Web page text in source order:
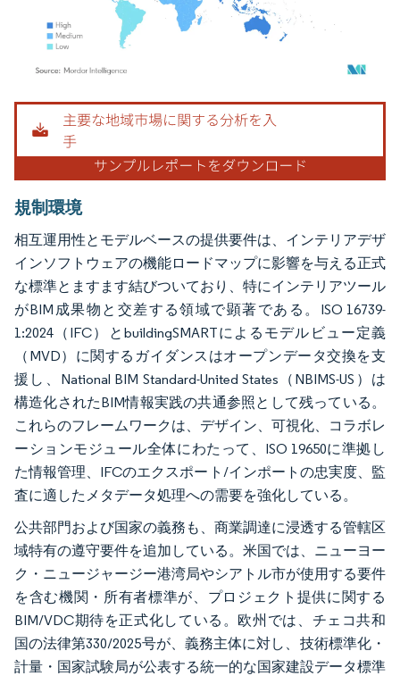
画像 © Mordor Intelligence。再利用にはCC BY 4.0の表示が必要です。
規制環境
相互運用性とモデルベースの提供要件は、インテリアデザ
インソフトウェアの機能ロードマップに影響を与える正式
な標準とますます結びついており、特にインテリアツール
がBIM成果物と交差する領域で顕著である。ISO 16739-
1:2024（IFC）とbuildingSMARTによるモデルビュー定義
（MVD）に関するガイダンスはオープンデータ交換を支
援し、National BIM Standard-United States（NBIMS-US）は
構造化されたBIM情報実践の共通参照として残っている。
これらのフレームワークは、デザイン、可視化、コラボレ
ーションモジュール全体にわたって、ISO 19650に準拠し
た情報管理、IFCのエクスポート/インポートの忠実度、監
査に適したメタデータ処理への需要を強化している。
公共部門および国家の義務も、商業調達に浸透する管轄区
域特有の遵守要件を追加している。米国では、ニューヨー
ク・ニュージャージー港湾局やシアトル市が使用する要件
を含む機関・所有者標準が、プロジェクト提供に関する
BIM/VDC期待を正式化している。欧州では、チェコ共和
国の法律第330/2025号が、義務主体に対し、技術標準化・
計量・国家試験局が公表する統一的な国家建設データ標準